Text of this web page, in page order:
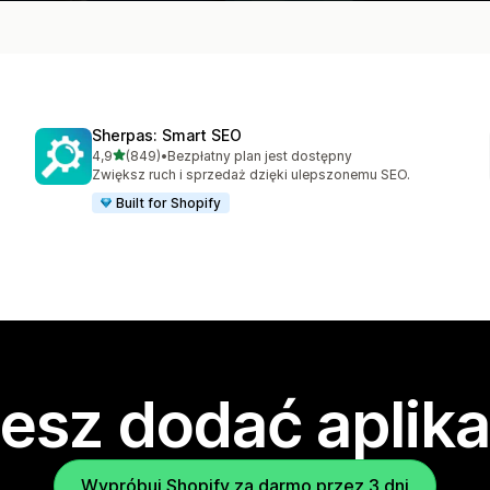
Sherpas: Smart SEO
4,9na 5 gwiazdek
(849)
Łączna liczba recenzji: 849
•Bezpłatny plan jest dostępny
Zwiększ ruch i sprzedaż dzięki ulepszonemu SEO.
Built for Shopify
dodać
Wypróbuj Shopify za darmo przez 3 dni